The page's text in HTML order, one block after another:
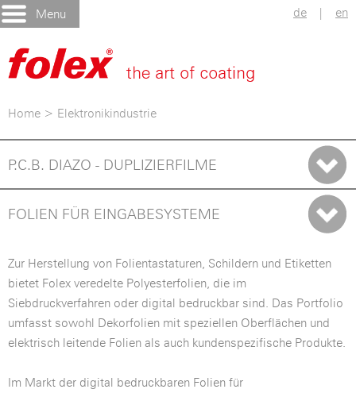
Menu de | en
Home > Elektronikindustrie
P.C.B. DIAZO - DUPLIZIERFILME
FOLIEN FÜR EINGABESYSTEME
Zur Herstellung von Folientastaturen, Schildern und Etiketten
bietet Folex veredelte Polyesterfolien, die im
Siebdruckverfahren oder digital bedruckbar sind. Das Portfolio
umfasst sowohl Dekorfolien mit speziellen Oberflächen und
elektrisch leitende Folien als auch kundenspezifische Produkte.
Im Markt der digital bedruckbaren Folien für